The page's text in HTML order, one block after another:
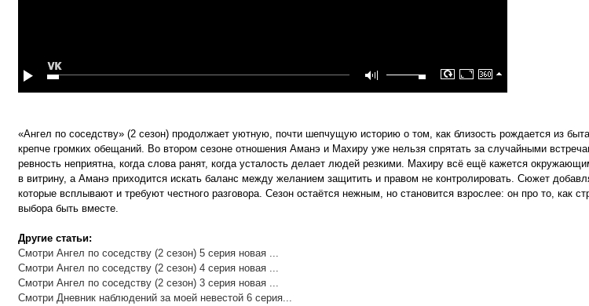
«Ангел по соседству» (2 сезон) продолжает уютную, почти шепчущую историю о том, как близость рождается из
крепче громких обещаний. Во втором сезоне отношения Аманэ и Махиру уже нельзя спрятать за случайными
ревность неприятна, когда слова ранят, когда усталость делает людей резкими. Махиру всё ещё кажется
в витрину, а Аманэ приходится искать баланс между желанием защитить и правом не контролировать. Сюжет
которые всплывают и требуют честного разговора. Сезон остаётся нежным, но становится взрослее: он про то, как
выбора быть вместе.
Другие статьи:
Смотри Ангел по соседству (2 сезон) 5 серия новая ...
Смотри Ангел по соседству (2 сезон) 4 серия новая ...
Смотри Ангел по соседству (2 сезон) 3 серия новая ...
Смотри Дневник наблюдений за моей невестой 6 серия...